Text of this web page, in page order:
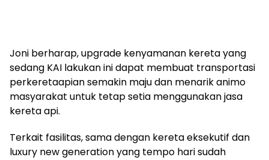
Joni berharap, upgrade kenyamanan kereta yang
sedang KAI lakukan ini dapat membuat transportasi
perkeretaapian semakin maju dan menarik animo
masyarakat untuk tetap setia menggunakan jasa
kereta api.
Terkait fasilitas, sama dengan kereta eksekutif dan
luxury new generation yang tempo hari sudah